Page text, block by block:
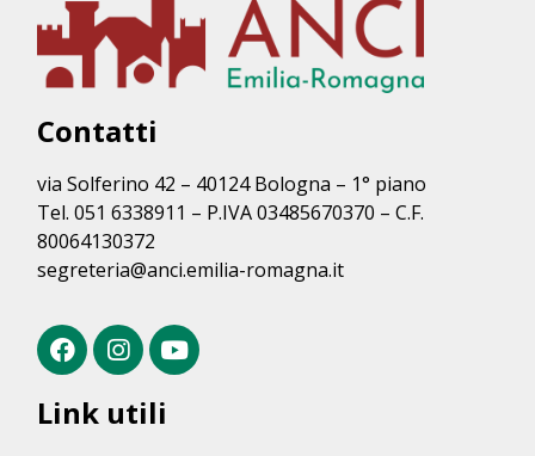
Contatti
via Solferino 42 – 40124 Bologna – 1° piano
Tel. 051 6338911 – P.IVA 03485670370 – C.F.
80064130372
segreteria@anci.emilia-romagna.it
Link utili